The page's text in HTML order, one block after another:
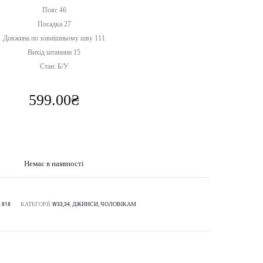
Пояс 46
Посадка 27
Довжина по зовнішньому шву 111
Вихід штанини 15
Стан: Б/У
599.00₴
Немає в наявності
818 КАТЕГОРІЇ:W33,34, ДЖИНСИ, ЧОЛОВІКАМ